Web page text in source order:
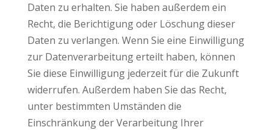
Daten zu erhalten. Sie haben außerdem ein
Recht, die Berichtigung oder Löschung dieser
Daten zu verlangen. Wenn Sie eine Einwilligung
zur Datenverarbeitung erteilt haben, können
Sie diese Einwilligung jederzeit für die Zukunft
widerrufen. Außerdem haben Sie das Recht,
unter bestimmten Umständen die
Einschränkung der Verarbeitung Ihrer